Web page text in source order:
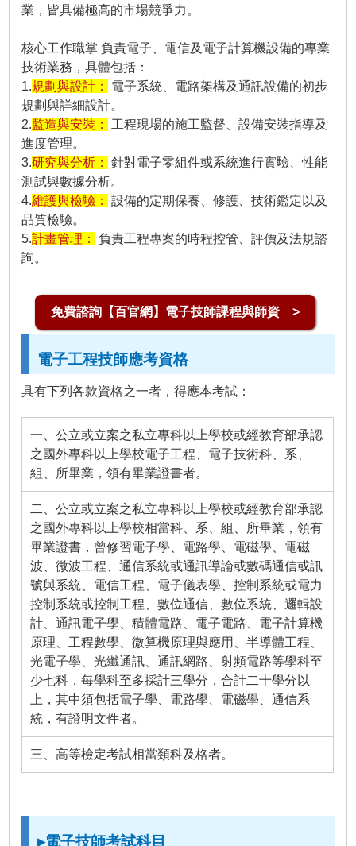
業，皆具備極高的市場競爭力。
核心工作職掌 負責電子、電信及電子計算機設備的專業
技術業務，具體包括：
1.規劃與設計：
電子系統、電路架構及通訊設備的初步
規劃與詳細設計。
2.監造與安裝：
工程現場的施工監督、設備安裝指導及
進度管理。
3.研究與分析：
針對電子零組件或系統進行實驗、性能
測試與數據分析。
4.維護與檢驗：
設備的定期保養、修護、技術鑑定以及
品質檢驗。
5.計畫管理：
負責工程專案的時程控管、評價及法規諮
詢。
免費諮詢【百官網】電子技師課程與師資 >
電子工程技師應考資格
具有下列各款資格之一者，得應本考試：
一、公立或立案之私立專科以上學校或經教育部承認
之國外專科以上學校電子工程、電子技術科、系、
組、所畢業，領有畢業證書者。
二、公立或立案之私立專科以上學校或經教育部承認
之國外專科以上學校相當科、系、組、所畢業，領有
畢業證書，曾修習電子學、電路學、電磁學、電磁
波、微波工程、通信系統或通訊導論或數碼通信或訊
號與系統、電信工程、電子儀表學、控制系統或電力
控制系統或控制工程、數位通信、數位系統、邏輯設
計、通訊電子學、積體電路、電子電路、電子計算機
原理、工程數學、微算機原理與應用、半導體工程、
光電子學、光纖通訊、通訊網路、射頻電路等學科至
少七科，每學科至多採計三學分，合計二十學分以
上，其中須包括電子學、電路學、電磁學、通信系
統，有證明文件者。
三、高等檢定考試相當類科及格者。
▸電子技師考試科目